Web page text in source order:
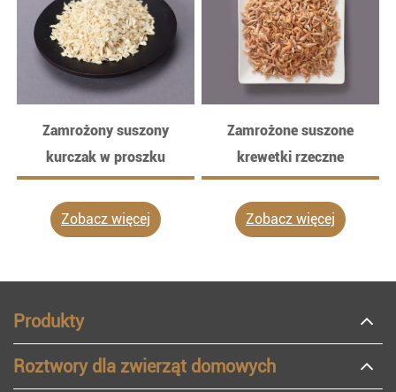
Zamrożony suszony
kurczak w proszku
Zobacz więcej
Zamrożone suszone
krewetki rzeczne
Zobacz więcej
Produkty
Roztwory dla zwierząt domowych